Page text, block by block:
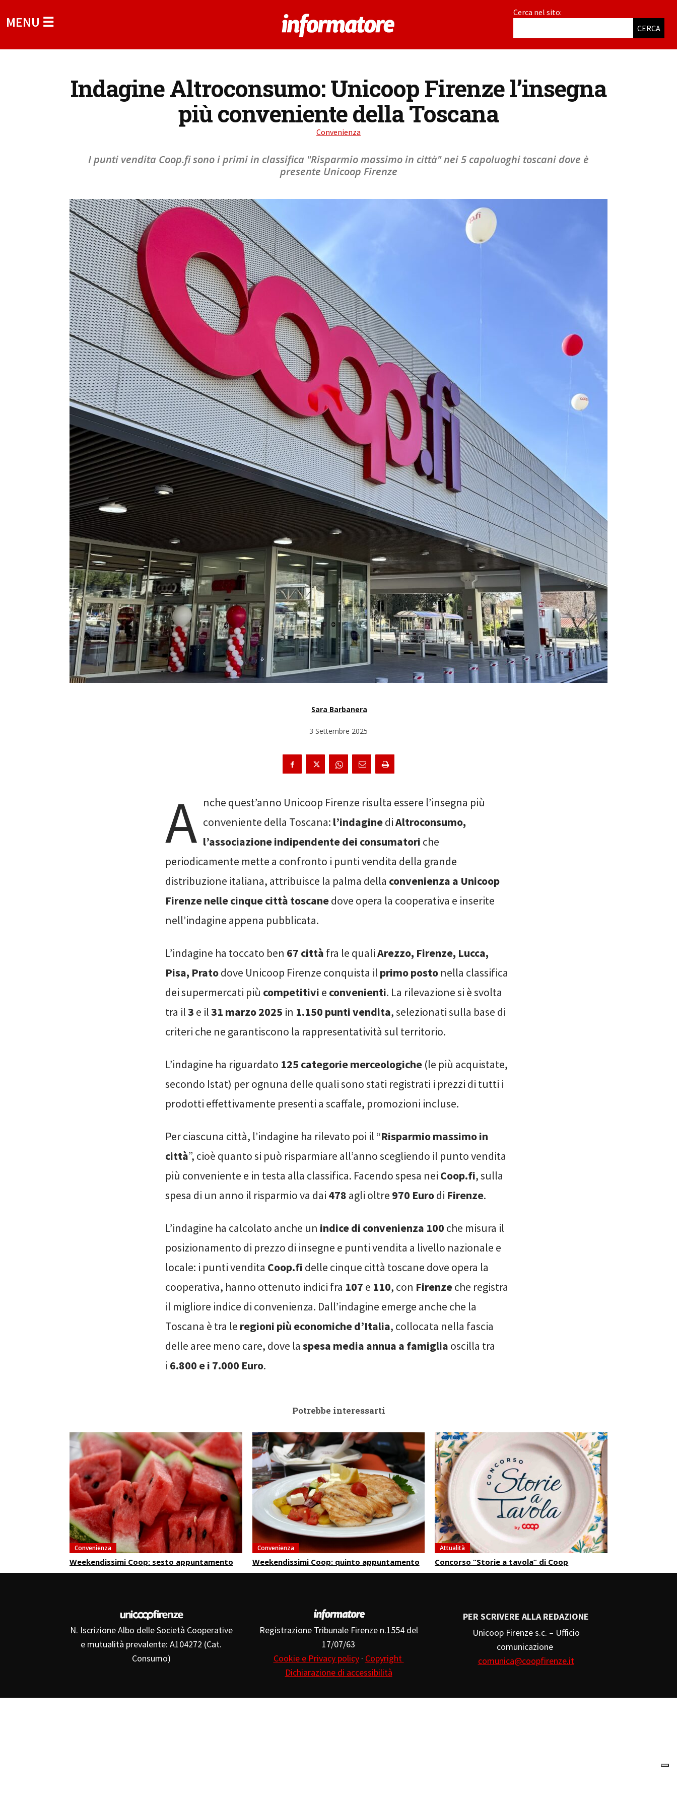
MENU ☰
Cerca nel sito:
CERCA
Indagine Altroconsumo: Unicoop Firenze l’insegna
più conveniente della Toscana
Convenienza
I punti vendita Coop.fi sono i primi in classifica "Risparmio massimo in città" nei 5 capoluoghi toscani dove è
presente Unicoop Firenze
Sara Barbanera
3 Settembre 2025
A nche quest’anno Unicoop Firenze risulta essere l’insegna più
conveniente della Toscana: l’indaginediAltroconsumo,
l’associazione indipendente dei consumatori che
periodicamente mette a confronto i punti vendita della grande
distribuzione italiana, attribuisce la palma della convenienza a Unicoop
Firenze nelle cinque città toscanedove opera la cooperativa e inserite
nell’indagine appena pubblicata.
L’indagine ha toccato ben 67 città fra le qualiArezzo, Firenze, Lucca,
Pisa, Pratodove Unicoop Firenze conquista il primo posto nella classifica
dei supermercati più competitivi e convenienti. La rilevazione si è svolta
tra il3 e il31 marzo 2025 in 1.150 punti vendita, selezionati sulla base di
criteri che ne garantiscono la rappresentatività sul territorio.
L’indagine ha riguardato 125 categorie merceologiche (le più acquistate,
secondo Istat) per ognuna delle quali sono stati registrati i prezzi di tutti i
prodotti effettivamente presenti a scaffale, promozioni incluse.
Per ciascuna città, l’indagine ha rilevato poi il “Risparmio massimo in
città”, cioè quanto si può risparmiare all’anno scegliendo il punto vendita
più conveniente e in testa alla classifica. Facendo spesa nei Coop.fi, sulla
spesa di un anno il risparmio va dai 478 agli oltre 970 Eurodi Firenze.
L’indagine ha calcolato anche un indice di convenienza 100 che misura il
posizionamento di prezzo di insegne e punti vendita a livello nazionale e
locale: i punti vendita Coop.fi delle cinque città toscane dove opera la
cooperativa, hanno ottenuto indici fra 107 e 110, con Firenzeche registra
il migliore indice di convenienza. Dall’indagine emerge anche che la
Toscana è tra le regioni più economiche d’Italia, collocata nella fascia
delle aree meno care, dove la spesa media annua a famiglia oscilla tra
i 6.800 e i 7.000 Euro.
Potrebbe interessarti
Convenienza
Weekendissimi Coop: sesto appuntamento
Convenienza
Weekendissimi Coop: quinto appuntamento
Attualità
Concorso “Storie a tavola” di Coop
N. Iscrizione Albo delle Società Cooperative
e mutualità prevalente: A104272 (Cat.
Consumo)
Registrazione Tribunale Firenze n.1554 del
17/07/63
Cookie e Privacy policy· Copyright
Dichiarazione di accessibilità
PER SCRIVERE ALLA REDAZIONE
Unicoop Firenze s.c. – Ufficio
comunicazione
comunica@coopfirenze.it